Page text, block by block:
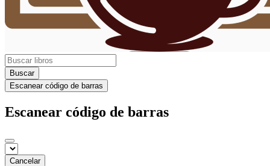
Buscar
Escanear código de barras
Escanear código de barras
Cancelar